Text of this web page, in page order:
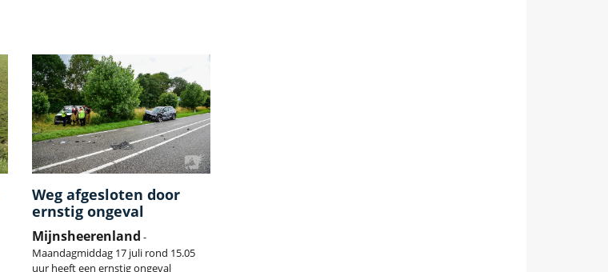
Weg afgesloten door
ernstig ongeval
Mijnsheerenland -
Maandagmiddag 17 juli rond 15.05
uur heeft een ernstig ongeval